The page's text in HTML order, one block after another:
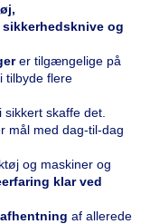
og
rer tilgængelige på
tilbyde flere
skaffe det.
mål med dag-til-dag
og maskiner og
klar ved
afhentning af allerede